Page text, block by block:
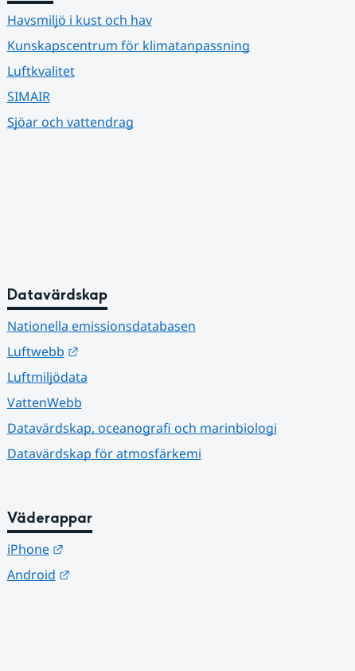
Havsmiljö i kust och hav
Kunskapscentrum för klimatanpassning
Luftkvalitet
SIMAIR
Sjöar och vattendrag
Datavärdskap
Nationella emissionsdatabasen
Luftwebb
Länk till annan webbplats.
Luftmiljödata
VattenWebb
Datavärdskap, oceanografi och marinbiologi
Datavärdskap för atmosfärkemi
Väderappar
iPhone
Länk till annan webbplats.
Android
Länk till annan webbplats.